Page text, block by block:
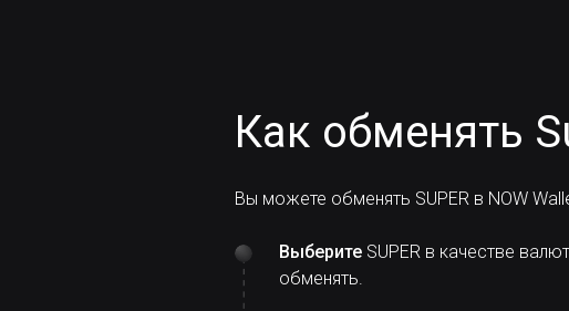
Как обменять
Вы можете обменять SUPER в NOW
Выберите SUPER в качестве
обменять.